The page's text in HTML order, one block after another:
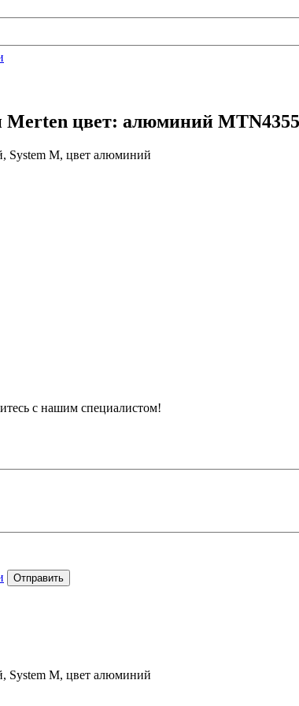
цвет: алюминий
System M, цвет алюминий
с нашим специалистом!
Отправить
System M, цвет алюминий